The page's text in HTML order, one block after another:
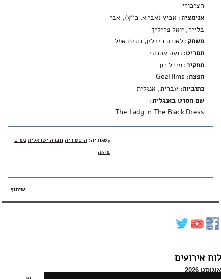
הציבורי
אנימציה: אביץ (אבי א. כ׳׳ץ), אבי
בלייר, יואל פריליך
משחק: לאורה ריבלין, רונית אפל
תסריט: נועה אהרוני
תחקיר: מיכל רון
הפצה: Go2Films
כתוביות: עברית, אנגלית
שם הסרט באנגלית:
The Lady In The Black Dress
קטגוריה: היסטוריה חברה ישראלית נשים
שואה
שיתוף:
לוח אירועים
אוגוסט 2026